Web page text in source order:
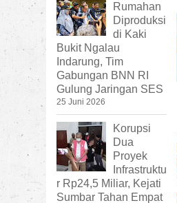
Rumahan
Diproduksi
di Kaki
Bukit Ngalau
Indarung, Tim
Gabungan BNN RI
Gulung Jaringan SES
25 Juni 2026
Korupsi
Dua
Proyek
Infrastruktu
r Rp24,5 Miliar, Kejati
Sumbar Tahan Empat